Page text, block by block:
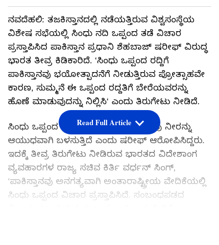
ನವದೆಹಲಿ: ತಜಕಿಸ್ತಾನದಲ್ಲಿ ನಡೆಯತ್ತಿರುವ ವಿಶ್ವಸಂಸ್ಥೆಯ
ವಿಶೇಷ ಸಭೆಯಲ್ಲಿ ಸಿಂಧು ನದಿ ಒಪ್ಪಂದ ತಡೆ ವಿಚಾರ
ಪ್ರಸ್ತಾಪಿಸಿದ ಪಾಕಿಸ್ತಾನ ಪ್ರಧಾನಿ ಶೆಹಬಾಜ್‌ ಷರೀಫ್‌ ವಿರುದ್ಧ
ಭಾರತ ತೀವ್ರ ಕಿಡಿಕಾರಿದೆ. ‘ಸಿಂಧು ಒಪ್ಪಂದ ರದ್ದಿಗೆ
ಪಾಕಿಸ್ತಾನವು ಭಯೋತ್ಪಾದನೆಗೆ ನೀಡುತ್ತಿರುವ ಪ್ರೋತ್ಸಾಹವೇ
ಕಾರಣ, ಸುಮ್ಮನೆ ಈ ಒಪ್ಪಂದ ರದ್ದತಿಗೆ ಬೇರೆಯವರನ್ನು
ಹೊಣೆ ಮಾಡುವುದನ್ನು ನಿಲ್ಲಿಸಿ‘ ಎಂದು ತಿರುಗೇಟು ನೀಡಿದೆ.
ಸಿಂಧು ಒಪ್ಪಂದ ತಡೆಹಿಡಿವ ಮೂಲಕ ಭಾರತವು ನೀರನ್ನು
ಆಯುಧವಾಗಿ ಬಳಸುತ್ತಿದೆ ಎಂದು ಷರೀಫ್‌ ಆರೋಪಿಸಿದ್ದರು.
ಇದಕ್ಕೆ ತೀವ್ರ ತಿರುಗೇಟು ನೀಡಿರುವ ಭಾರತದ ವಿದೇಶಾಂಗ
ವ್ಯವಹಾರಗಳ ರಾಜ್ಯ ಸಚಿವ ಕಿರ್ತಿ ವರ್ಧನ್‌ ಸಿಂಗ್‌,
‘ಪಾಕಿಸ್ತಾನವು ಅನಗತ್ಯವಾಗಿ ಅಂತಾರಾಷ್ಟ್ರೀಯ ವೇದಿಕೆಯಲ್ಲಿ
ಸಿಂಧು ಒಪ್ಪಂದ ವಿಚಾರ ಪ್ರಸ್ತಾಪಿಸಿದೆ. ಸಂಬಂಧಪಡದ
Read Full Article